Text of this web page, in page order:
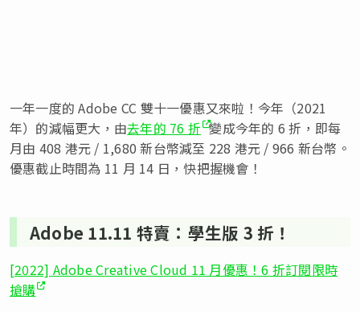
一年一度的 Adobe CC 雙十一優惠又來啦！今年（2021
年）的減幅更大，由去年的 76 折 變成今年的 6 折，即每
月由 408 港元 / 1,680 新台幣減至 228 港元 / 966 新台幣。
優惠截止時間為 11 月 14 日，快把握機會！
Adobe 11.11 特賣：學生版 3 折！
[2022] Adobe Creative Cloud 11 月優惠！6 折訂閱限時
搶購